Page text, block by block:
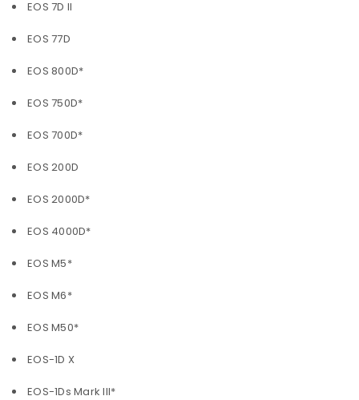
EOS 7D II
EOS 77D
EOS 800D*
EOS 750D*
EOS 700D*
EOS 200D
EOS 2000D*
EOS 4000D*
EOS M5*
EOS M6*
EOS M50*
EOS-1D X
EOS-1Ds Mark III*